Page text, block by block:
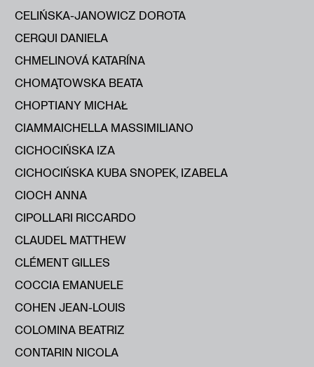
CELIŃSKA-JANOWICZ DOROTA
CERQUI DANIELA
CHMELINOVÁ KATARÍNA
CHOMĄTOWSKA BEATA
CHOPTIANY MICHAŁ
CIAMMAICHELLA MASSIMILIANO
CICHOCIŃSKA IZA
CICHOCIŃSKA KUBA SNOPEK, IZABELA
CIOCH ANNA
CIPOLLARI RICCARDO
CLAUDEL MATTHEW
CLÉMENT GILLES
COCCIA EMANUELE
COHEN JEAN-LOUIS
COLOMINA BEATRIZ
CONTARIN NICOLA